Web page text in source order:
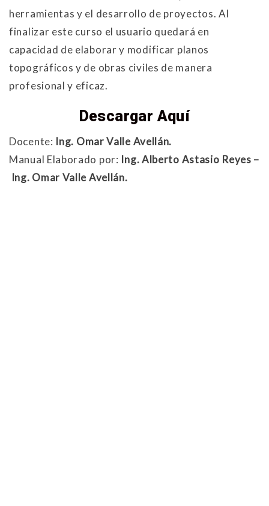
herramientas y el desarrollo de proyectos. Al
finalizar este curso el usuario quedará en
capacidad de elaborar y modificar planos
topográficos y de obras civiles de manera
profesional y eficaz.
Descargar Aquí
Docente: Ing. Omar Valle Avellán.
Manual Elaborado por: Ing. Alberto Astasio Reyes –
Ing. Omar Valle Avellán.